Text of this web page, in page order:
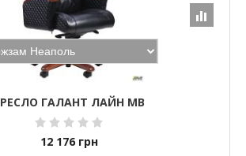
ГАЛАНТ ЛАЙН MB
12 176 грн